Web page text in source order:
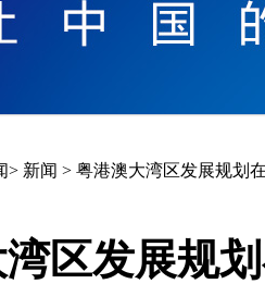
> 新闻 > 粤港澳大湾区发展规划
区发展规